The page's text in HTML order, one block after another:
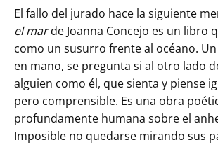
El fallo del jurado hace la siguiente
el mar de Joanna Concejo es un libro
como un susurro frente al océano.
en mano, se pregunta si al otro lado
alguien como él, que sienta y piense
pero comprensible. Es una obra
profundamente humana sobre el
Imposible no quedarse mirando sus